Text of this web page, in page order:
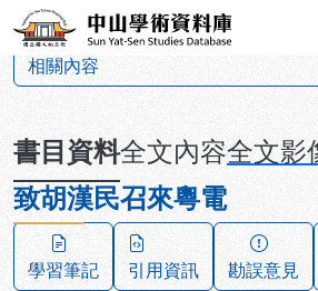
跳到主要內容
中山學術資料庫
相關內容
書目資料全文內容全文影
致胡漢民召來粵電
學習筆記 引用資訊 勘誤意見